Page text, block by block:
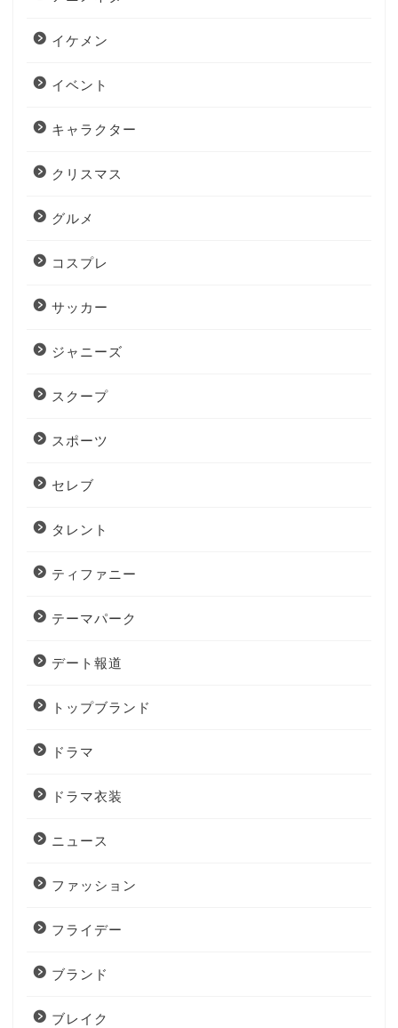
イケメン
イベント
キャラクター
クリスマス
グルメ
コスプレ
サッカー
ジャニーズ
スクープ
スポーツ
セレブ
タレント
ティファニー
テーマパーク
デート報道
トップブランド
ドラマ
ドラマ衣装
ニュース
ファッション
フライデー
ブランド
ブレイク